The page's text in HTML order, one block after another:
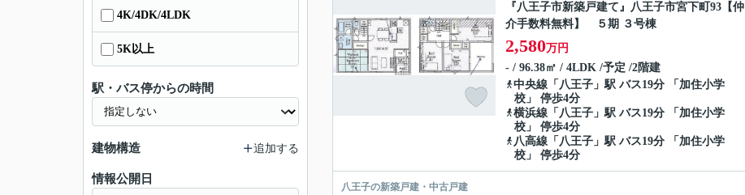
『八王子市新築戸建て』八王子市宮下町93【仲
介手数料無料】 ５期 ３号棟
2,580万円
- / 96.38㎡ / 4LDK /予定 /2階建
中央線 「 八王子 」駅 バス19分 「加住小学
校」 停歩4分
横浜線 「 八王子 」駅 バス19分 「加住小学
校」 停歩4分
八高線 「 八王子 」駅 バス19分 「加住小学
校」 停歩4分
八王子の新築戸建・中古戸建
4K/4DK/4LDK
5K以上
駅・バス停からの時間
建物構造 追加する
情報公開日